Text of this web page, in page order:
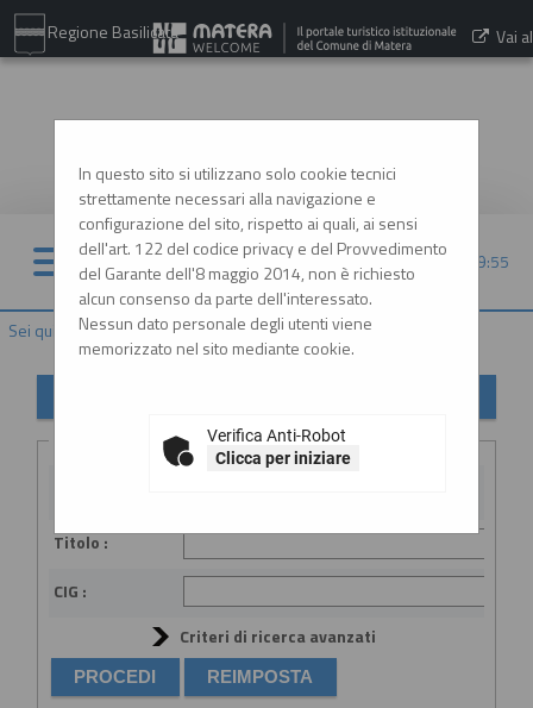
Regione Basilicata Vai al
09/08/2026 09:55
Sei qui: Home»Elenco operatori economici»Esiti affidamenti
In questo sito si utilizzano solo cookie tecnici
strettamente necessari alla navigazione e
configurazione del sito, rispetto ai quali, ai sensi
dell'art. 122 del codice privacy e del Provvedimento
del Garante dell'8 maggio 2014, non è richiesto
alcun consenso da parte dell'interessato.
Nessun dato personale degli utenti viene
memorizzato nel sito mediante cookie.
Verifica Anti-Robot
Clicca per iniziare
Criteri di ricerca
Titolo :
CIG :
Criteri di ricerca avanzati